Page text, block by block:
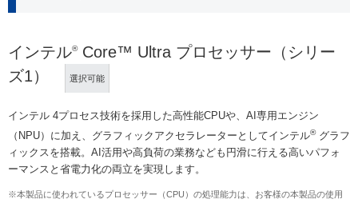
インテル®Core™ Ultra プロセッサー（シリー
ズ1）
選択可能
インテル 4プロセス技術を採用した高性能CPUや、AI専用エンジン
（NPU）に加え、グラフィックアクセラレーターとしてインテル®グラフ
ィックスを搭載。AI活用や高負荷の業務なども円滑に行える高いパフォ
ーマンスと省電力化の両立を実現します。
※本製品に使われているプロセッサー（CPU）の処理能力は、お客様の本製品の使用